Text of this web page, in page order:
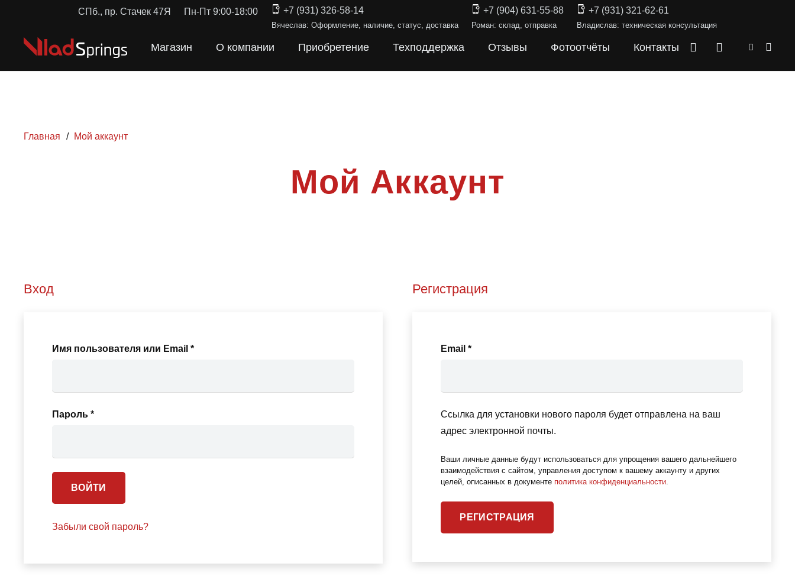
СПб., пр. Стачек 47Я Пн-Пт 9:00-18:00 +7 (931) 326-58-14
Вячеслав: Оформление, наличие, статус, доставка
+7 (904) 631-55-88
Роман: склад, отправка
+7 (931) 321-62-61
Владислав: техническая консультация
Магазин О компании Приобретение Техподдержка Отзывы Фотоотчёты Контакты
Главная / Мой аккаунт
Мой Аккаунт
Вход
Имя пользователя или Email *Обязательно
Пароль *Обязательно
ВОЙТИ
Забыли свой пароль?
Регистрация
Email*Обязательно
Ссылка для установки нового пароля будет отправлена ​​на ваш
адрес электронной почты.
Ваши личные данные будут использоваться для упрощения вашего дальнейшего
взаимодействия с сайтом, управления доступом к вашему аккаунту и других
целей, описанных в документе политика конфиденциальности
РЕГИСТРАЦИЯ